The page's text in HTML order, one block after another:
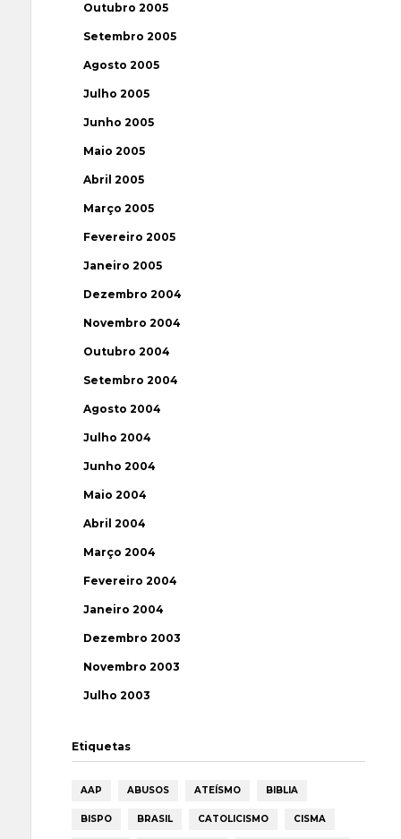
Outubro 2005
Setembro 2005
Agosto 2005
Julho 2005
Junho 2005
Maio 2005
Abril 2005
Março 2005
Fevereiro 2005
Janeiro 2005
Dezembro 2004
Novembro 2004
Outubro 2004
Setembro 2004
Agosto 2004
Julho 2004
Junho 2004
Maio 2004
Abril 2004
Março 2004
Fevereiro 2004
Janeiro 2004
Dezembro 2003
Novembro 2003
Julho 2003
Etiquetas
AAP ABUSOS ATEÍSMO BIBLIA
BISPO BRASIL CATOLICISMO CISMA